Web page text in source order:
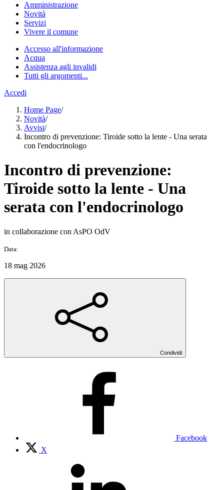
Amministrazione
Novità
Servizi
Vivere il comune
Accesso all'informazione
Acqua
Assistenza agli invalidi
Tutti gli argomenti...
Accedi
Home Page/
Novità/
Avvisi/
Incontro di prevenzione: Tiroide sotto la lente - Una serata
con l'endocrinologo
Incontro di prevenzione:
Tiroide sotto la lente - Una
serata con l'endocrinologo
in collaborazione con AsPO OdV
Data:
18 mag 2026
Condividi
Facebook
X